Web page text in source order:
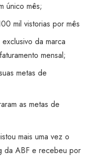
único mês;
mil vistorias por mês
da marca
mensal;
metas de
as metas de
mais uma vez o
da ABF e recebeu por